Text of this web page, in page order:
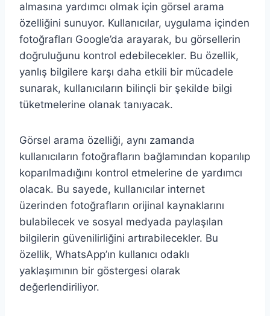
almasına yardımcı olmak için görsel arama
özelliğini sunuyor. Kullanıcılar, uygulama içinden
fotoğrafları Google’da arayarak, bu görsellerin
doğruluğunu kontrol edebilecekler. Bu özellik,
yanlış bilgilere karşı daha etkili bir mücadele
sunarak, kullanıcıların bilinçli bir şekilde bilgi
tüketmelerine olanak tanıyacak.
Görsel arama özelliği, aynı zamanda
kullanıcıların fotoğrafların bağlamından koparılıp
koparılmadığını kontrol etmelerine de yardımcı
olacak. Bu sayede, kullanıcılar internet
üzerinden fotoğrafların orijinal kaynaklarını
bulabilecek ve sosyal medyada paylaşılan
bilgilerin güvenilirliğini artırabilecekler. Bu
özellik, WhatsApp’ın kullanıcı odaklı
yaklaşımının bir göstergesi olarak
değerlendiriliyor.